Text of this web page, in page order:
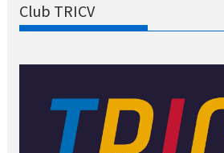
Club TRICV